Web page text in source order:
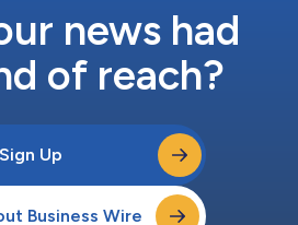
news had
of reach?
Sign Up
Business Wire